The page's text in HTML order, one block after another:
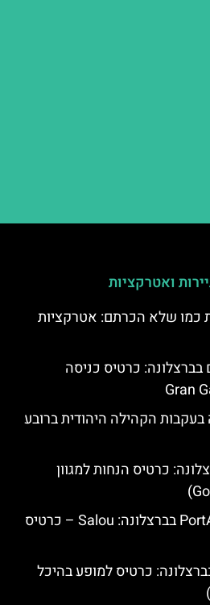
ואטרקציות
כמו שלא הכרתם: אטרקציות
כרטיס כניסה
בעקבות הקהילה היהודית ברובע
כרטיס הנחות למגוון
פארק המים PortAventura בברצלונה: Salou – כרטיס
כרטיס למופע בהיכל